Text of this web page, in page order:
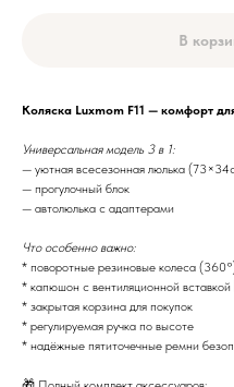
В
Коляска Luxmom F11 — комфорт
Универсальная модель 3 в 1:
— уютная всесезонная люлька
— прогулочный блок
— автолюлька с адаптерами
Что особенно важно:
* поворотные резиновые колеса
* капюшон с вентиляционной
* закрытая корзина для покупок
* регулируемая ручка по высоте
* надёжные пятиточечные ремни